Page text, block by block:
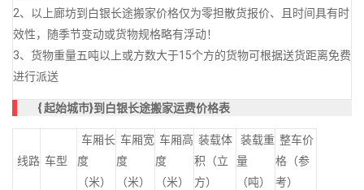
2、以上廊坊到白银长途搬家价格仅为零担散货报价、且时间具有时
效性，随季节变动或货物规格略有浮动！
3、货物重量五吨以上或方数大于15个方的货物可根据送货距离免费
进行派送
{ 起始城市}到白银长途搬家运费价格表
线路 车型
车厢长
度
（米）
车厢宽
度
（米）
车厢高
度
（米）
装载体
积（立
方）
装载重
量
（吨）
整车价
格（参
考）